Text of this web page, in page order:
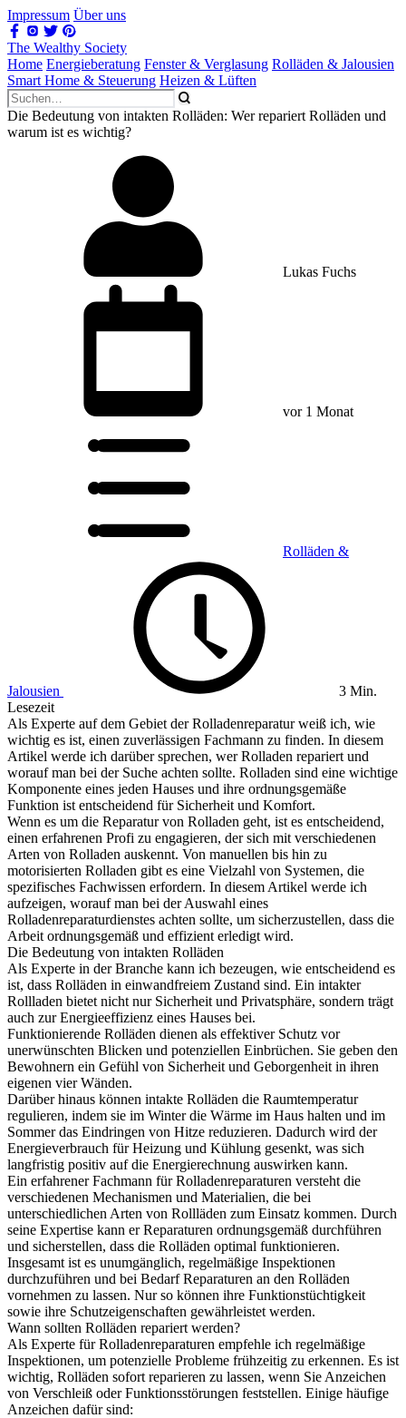
Impressum Über uns
The Wealthy Society
Home Energieberatung Fenster & Verglasung Rolläden & Jalousien
Smart Home & Steuerung Heizen & Lüften
Die Bedeutung von intakten Rolläden: Wer repariert Rolläden und
warum ist es wichtig?
Lukas Fuchs
vor 1 Monat
Rolläden &
Jalousien
3 Min.
Lesezeit
Als Experte auf dem Gebiet der Rolladenreparatur weiß ich, wie
wichtig es ist, einen zuverlässigen Fachmann zu finden. In diesem
Artikel werde ich darüber sprechen, wer Rolladen repariert und
worauf man bei der Suche achten sollte. Rolladen sind eine wichtige
Komponente eines jeden Hauses und ihre ordnungsgemäße
Funktion ist entscheidend für Sicherheit und Komfort.
Wenn es um die Reparatur von Rolladen geht, ist es entscheidend,
einen erfahrenen Profi zu engagieren, der sich mit verschiedenen
Arten von Rolladen auskennt. Von manuellen bis hin zu
motorisierten Rolladen gibt es eine Vielzahl von Systemen, die
spezifisches Fachwissen erfordern. In diesem Artikel werde ich
aufzeigen, worauf man bei der Auswahl eines
Rolladenreparaturdienstes achten sollte, um sicherzustellen, dass die
Arbeit ordnungsgemäß und effizient erledigt wird.
Die Bedeutung von intakten Rolläden
Als Experte in der Branche kann ich bezeugen, wie entscheidend es
ist, dass Rolläden in einwandfreiem Zustand sind. Ein intakter
Rollladen bietet nicht nur Sicherheit und Privatsphäre, sondern trägt
auch zur Energieeffizienz eines Hauses bei.
Funktionierende Rolläden dienen als effektiver Schutz vor
unerwünschten Blicken und potenziellen Einbrüchen. Sie geben den
Bewohnern ein Gefühl von Sicherheit und Geborgenheit in ihren
eigenen vier Wänden.
Darüber hinaus können intakte Rolläden die Raumtemperatur
regulieren, indem sie im Winter die Wärme im Haus halten und im
Sommer das Eindringen von Hitze reduzieren. Dadurch wird der
Energieverbrauch für Heizung und Kühlung gesenkt, was sich
langfristig positiv auf die Energierechnung auswirken kann.
Ein erfahrener Fachmann für Rolladenreparaturen versteht die
verschiedenen Mechanismen und Materialien, die bei
unterschiedlichen Arten von Rollläden zum Einsatz kommen. Durch
seine Expertise kann er Reparaturen ordnungsgemäß durchführen
und sicherstellen, dass die Rolläden optimal funktionieren.
Insgesamt ist es unumgänglich, regelmäßige Inspektionen
durchzuführen und bei Bedarf Reparaturen an den Rolläden
vornehmen zu lassen. Nur so können ihre Funktionstüchtigkeit
sowie ihre Schutzeigenschaften gewährleistet werden.
Wann sollten Rolläden repariert werden?
Als Experte für Rolladenreparaturen empfehle ich regelmäßige
Inspektionen, um potenzielle Probleme frühzeitig zu erkennen. Es ist
wichtig, Rolläden sofort reparieren zu lassen, wenn Sie Anzeichen
von Verschleiß oder Funktionsstörungen feststellen. Einige häufige
Anzeichen dafür sind: